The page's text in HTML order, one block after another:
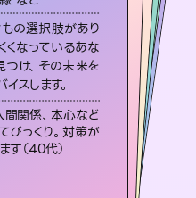
の選択肢があり
くなっているあな
け、その未来を
スします。
関係、本心など
びっくり。対策が
す（40代）
ドを使って「今」と
になるあの人の気持
解き、恋や人生のヒ
します。
ー
みたいに晴れまし
らっしゃるんだなと
女性）
いて
の中でも特に「曖昧な関
意としており、友達以上
相手との今後や本音を丁
愛成就へと導きます。
ュー
いてアドバイス通りに行
活してきました。ありが
た（40代 女性）
人の未来、年の差 など
ついて
して2万超の施術経験があるからこそできる鑑定で、より良い未来をサポートします。
レビュー
る鑑定でした。しかもこち
ていないのに視えていらっ
と驚きです（30代女性）
あの人の気持ち、復縁 など
師について
以上の歴史を持つ東洋最古の
占」で詳細まで占い、幸せへ向
を示します。厳しい結果にも具
策をお伝えします。
ーレビュー
もしっかり聞いて鑑定して
した。気持ちが楽になりまし
性）
な相談カテゴリ
合、片想い、二人の未来 など
師について
愛、不倫の行方、同性愛や片
事関係や借金問題まで知りた
心の負担になっていることを
中をそっと押して導きます。
ーレビュー
り、言い切ってくれる所や濁
のおかげで、毎回自分の気
られます（30代 男性）